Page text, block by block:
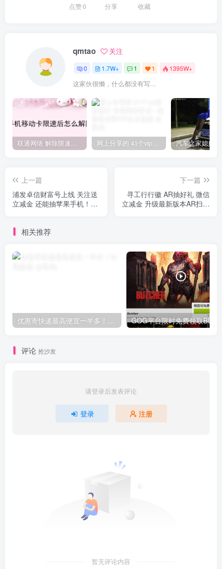
点赞0 分享 收藏
qmtao 关注
0 1.7W+ 1 1 1395W+
这家伙很懒，什么都没有写...
联通网络 解除限速方法参考！畅享、畅玩、老白干等及其它地区自测了 网上分享的 41个vip解析接口 有需要的拿去~ 免费看全网VIP会员视频
上一篇
浦发卓信财富号上线 关注送
立减金 还能抽苹果手机！亲
下一篇
寻工行行徽 AR抽好礼 微信
立减金 升级最新版本AR扫码
相关推荐
评论 抢沙发
请登录后发表评论
登录 注册
暂无评论内容